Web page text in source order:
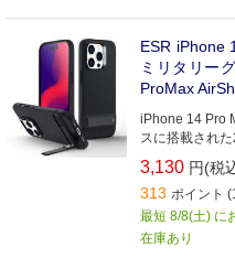
ESR iPhone
ミリタリー
ProMax
iPhone 14 Pro
スに搭載され
やビデオ通話
3,130 円(税
313 ポイント
最短 8/8(土) に
在庫あり